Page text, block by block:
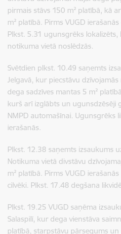
pirmais stāvs 150 m² platībā, kā
m² platībā. Pirms VUGD
Plkst. 5.31 ugunsgrēks
notikuma vietā noslēdzās.
Svētdien plkst. 10.49 saņemts
Jelgavā, kur piecstāvu
dega sadzīves mantas 5 m²
kurš arī izglābts un ugunsdzēsēji
NMPD automašīnai. Ugunsgrēks
ierašanās.
Plkst. 12.38 saņemts izsaukums
Notikuma vietā divstāvu
m² platībā. Pirms VUGD
cilvēki. Plkst. 17.48 degšana
Plkst. 19.25 VUGD saņēma
Salaspilī, kur dega vienstāva
platībā, starpstāvu pārsegums un